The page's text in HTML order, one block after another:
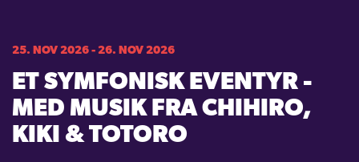
25. NOV 2026 - 26. NOV 2026
ET SYMFONISK EVENTYR -
MED MUSIK FRA CHIHIRO,
KIKI & TOTORO